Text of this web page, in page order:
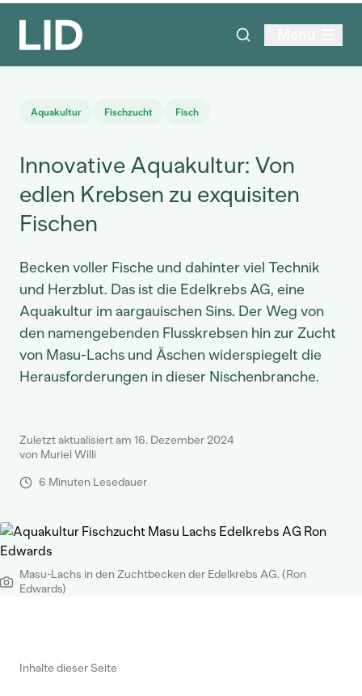
Aquakultur Fischzucht Fisch
Innovative Aquakultur: Von
edlen Krebsen zu exquisiten
Fischen
Becken voller Fische und dahinter viel Technik
und Herzblut. Das ist die Edelkrebs AG, eine
Aquakultur im aargauischen Sins. Der Weg von
den namengebenden Flusskrebsen hin zur Zucht
von Masu-Lachs und Äschen widerspiegelt die
Herausforderungen in dieser Nischenbranche.
Zuletzt aktualisiert am 16. Dezember 2024
von Muriel Willi
6 Minuten Lesedauer
Masu-Lachs in den Zuchtbecken der Edelkrebs AG. (Ron
Edwards)
Inhalte dieser Seite